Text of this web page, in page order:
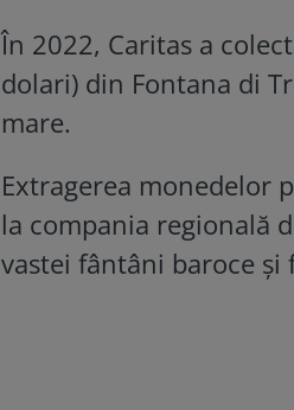
În 2022, Caritas a
dolari) din Fontana di
mare.
Extragerea monedelor
la compania regională
vastei fântâni baroce